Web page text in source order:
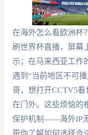
在海外怎么看欧洲杯
刷世界杯直播，屏幕
示；在马来西亚工作
遇到“当前地区不可
哥，想打开CCTV5
在门外。这些烦恼的
保护机制——海外IP
带你了解如何选择合